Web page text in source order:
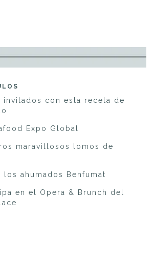
invitados con esta receta de
Expo Global
maravillosos lomos de
ahumados Benfumat
en el Opera & Brunch del